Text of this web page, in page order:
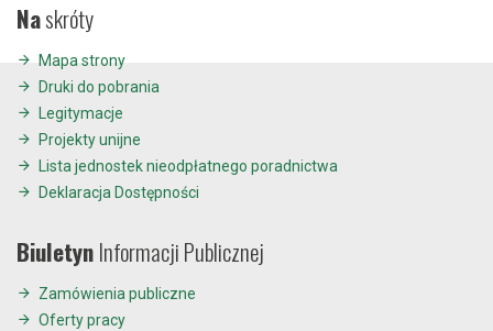
Naskróty
Mapa strony
Druki do pobrania
Legitymacje
Projekty unijne
Lista jednostek nieodpłatnego poradnictwa
Deklaracja Dostępności
BiuletynInformacji Publicznej
Zamówienia publiczne
Oferty pracy